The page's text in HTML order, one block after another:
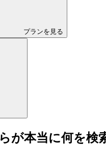
プランを見る
が本当に何を検